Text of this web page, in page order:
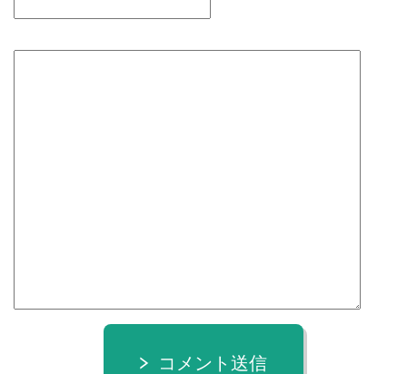
コメント送信